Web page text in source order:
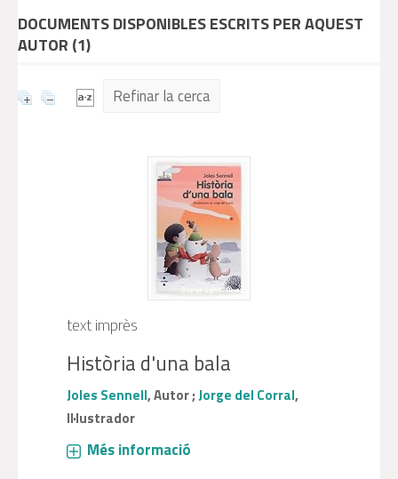
DOCUMENTS DISPONIBLES ESCRITS PER AQUEST
AUTOR (1)
Refinar la cerca
text imprès
Història d'una bala
Joles Sennell, Autor ;Jorge del Corral,
Il·lustrador
Més informació